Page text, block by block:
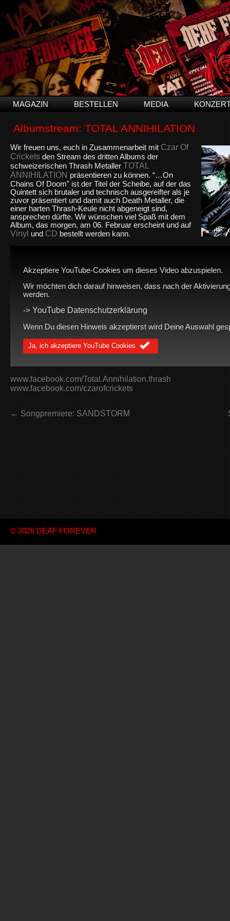
MAGAZIN BESTELLEN MEDIA
Albumstream: TOTAL ANNIHILATION
Wir freuen uns, euch in Zusammenarbeit mit Czar Of
Crickets den Stream des dritten Albums der
schweizerischen Thrash Metaller TOTAL
ANNIHILATION präsentieren zu können. “…On
Chains Of Doom” ist der Titel der Scheibe, auf der das
Quintett sich brutaler und technisch ausgereifter als je
zuvor präsentiert und damit auch Death Metaller, die
einer harten Thrash-Keule nicht abgeneigt sind,
ansprechen dürfte. Wir wünschen viel Spaß mit dem
Album, das morgen, am 06. Februar erscheint und auf
Vinyl und CD bestellt werden kann.
Akzeptiere YouTube-Cookies um dieses Video abzuspielen.
Wir möchten dich darauf hinweisen, dass nach der
werden.
-> YouTube Datenschutzerklärung
Wenn Du diesen Hinweis akzeptierst wird Deine Auswahl
Ja, ich akzeptiere YouTube Cookies
www.facebook.com/Total.Annihilation.thrash
www.facebook.com/czarofcrickets
← Songpremiere: SANDSTORM
© 2026 DEAF FOREVER